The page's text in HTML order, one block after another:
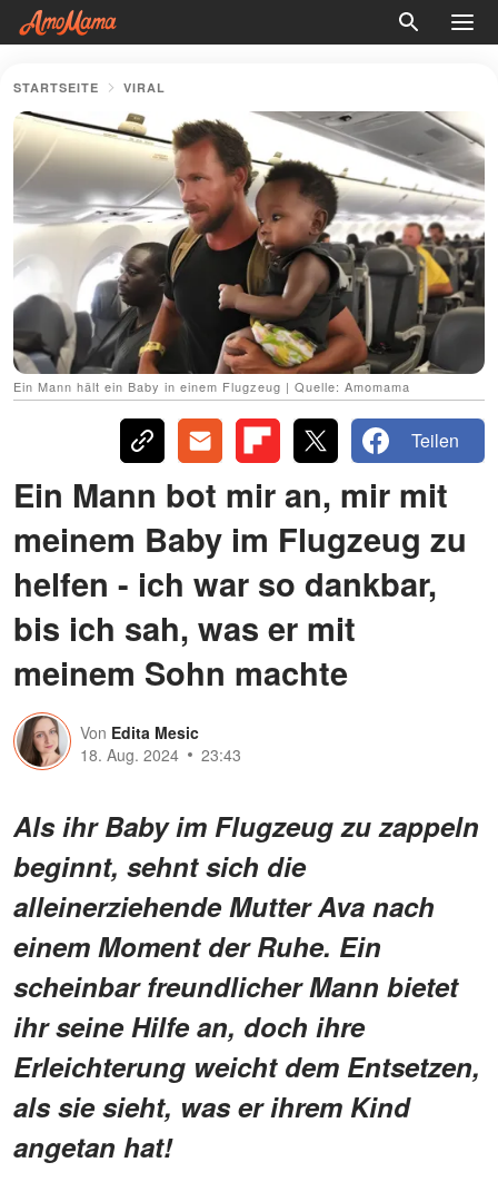
STARTSEITE VIRAL
Ein Mann hält ein Baby in einem Flugzeug | Quelle: Amomama
Teilen
Ein Mann bot mir an, mir mit
meinem Baby im Flugzeug zu
helfen - ich war so dankbar,
bis ich sah, was er mit
meinem Sohn machte
Von Edita Mesic
18. Aug. 2024
23:43
Als ihr Baby im Flugzeug zu zappeln
beginnt, sehnt sich die
alleinerziehende Mutter Ava nach
einem Moment der Ruhe. Ein
scheinbar freundlicher Mann bietet
ihr seine Hilfe an, doch ihre
Erleichterung weicht dem Entsetzen,
als sie sieht, was er ihrem Kind
angetan hat!